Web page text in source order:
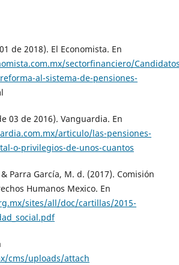
de 2018). El Economista. En
sectorfinanciero/
al-sistema-de-pensiones-
03 de 2016). Vanguardia. En
articulo/las-pensiones-
o-privilegios-de-unos-cuantos
Parra García, M. d. (2017). Comisión
Humanos Mexico. En
sites/all/doc/cartillas/2015-
cms/uploads/attach